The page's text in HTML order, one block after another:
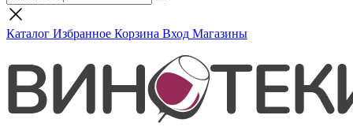
Каталог Избранное Корзина Вход Магазины